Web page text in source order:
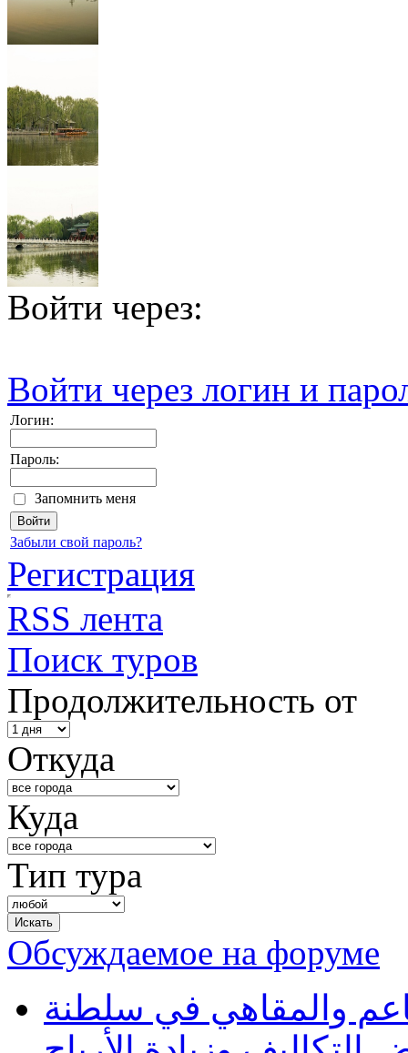
Войти через:
Войти через логин и
Логин:
Пароль:
Запомнить меня
Забыли свой пароль?
Регистрация
RSS лента
Поиск туров
Продолжительность от
Откуда
Куда
Тип тура
Обсуждаемое на форуме
والمقاهي في سلطنة